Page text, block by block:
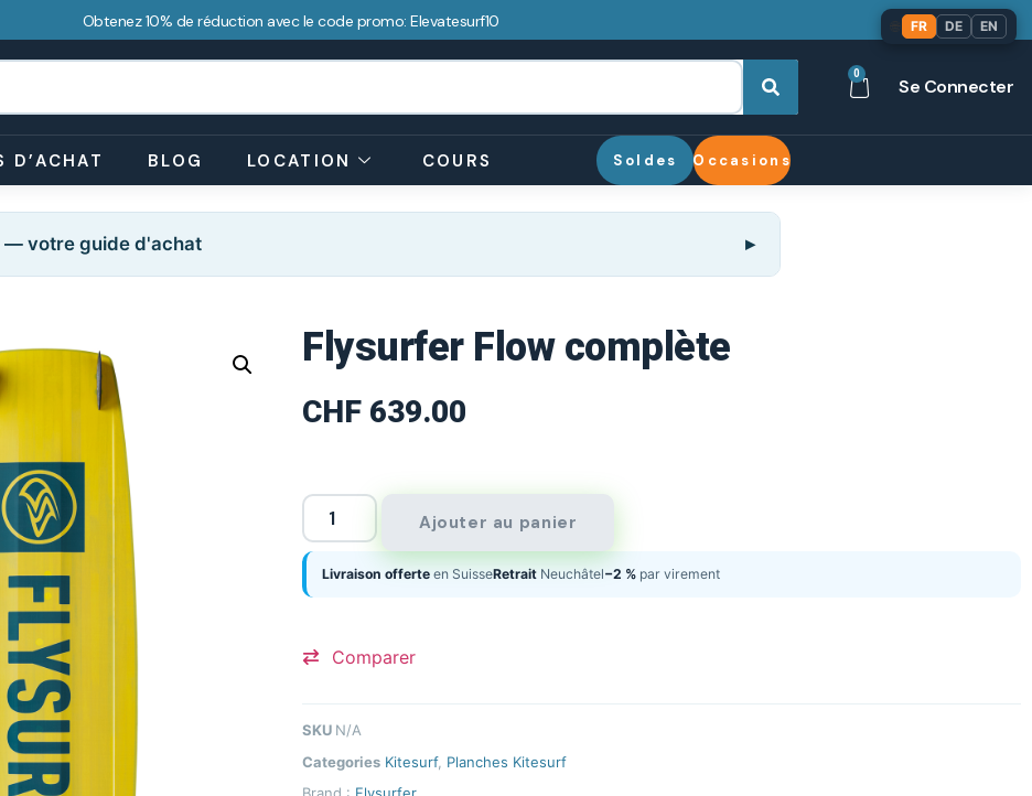
Obtenez 10% de réduction avec le code promo: Elevatesurf10
0
Se Connecter
D’ACHAT BLOG LOCATION COURS Soldes Occasions
— votre guide d'achat
Flysurfer Flow complète
CHF 639.00
Ajouter au panier
Livraison offerte en SuisseRetrait Neuchâtel−2 % par virement
Comparer
SKU N/A
Categories Kitesurf, Planches Kitesurf
Brand : Flysurfer
FR DE EN